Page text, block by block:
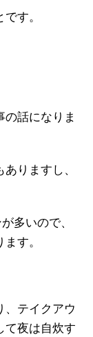
す。
話になりま
りますし、
多いので、
す。
、テイクアウ
て夜は自炊す